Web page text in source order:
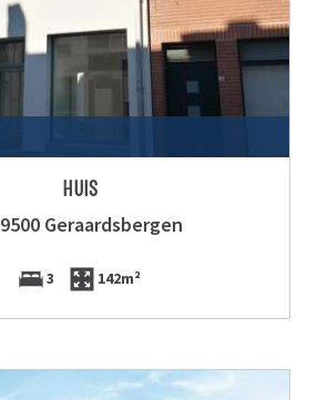
HUIS
9500 Geraardsbergen
3 142m²